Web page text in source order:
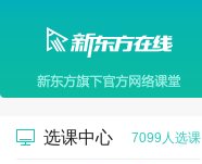
新东方在线>
选课中心 7099人选课